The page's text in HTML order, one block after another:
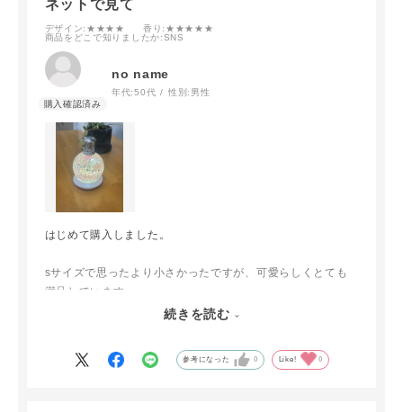
ネットで見て
デザイン:★★★★ 香り :★★★★★
商品をどこで知りましたか:SNS
no name
年代:50代 性別: 男性
はじめて購入しました。
sサイズで思ったより小さかったですが、可愛らしくとても
満足しています。
続きを読む
参考になった 0 Like! 0